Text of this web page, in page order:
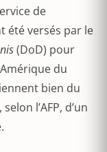
de
été versés par le
(DoD) pour
du
bien du
l’AFP, d’un